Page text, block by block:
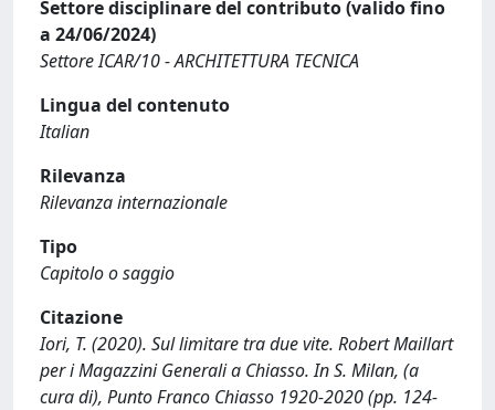
Settore disciplinare del contributo (valido fino
a 24/06/2024)
Settore ICAR/10 - ARCHITETTURA TECNICA
Lingua del contenuto
Italian
Rilevanza
Rilevanza internazionale
Tipo
Capitolo o saggio
Citazione
Iori, T. (2020). Sul limitare tra due vite. Robert Maillart
per i Magazzini Generali a Chiasso. In S. Milan, (a
cura di), Punto Franco Chiasso 1920-2020 (pp. 124-